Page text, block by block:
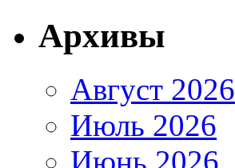
Архивы
Август 2026
Июль 2026
Июнь 2026